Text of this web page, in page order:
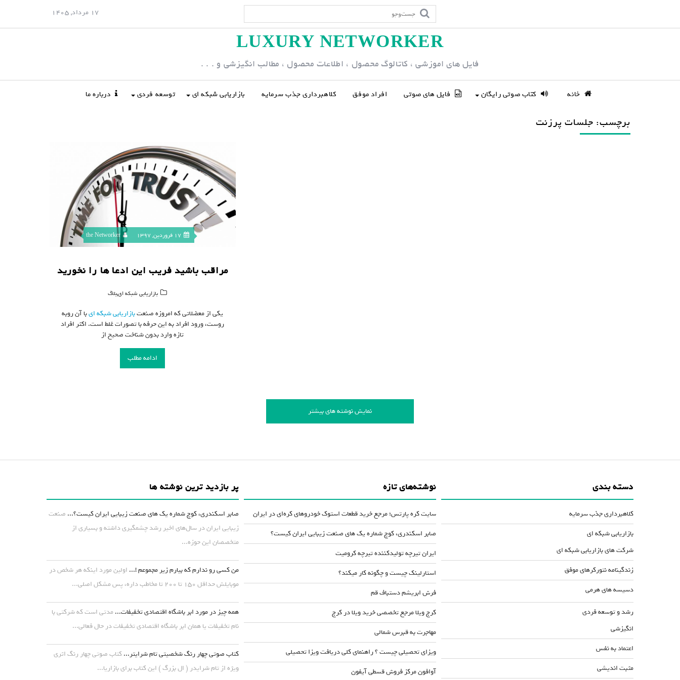
o
17 مرداد, 1405
LUXURY NETWORKER
فایل های اموزشی ، کاتالوگ محصول ، اطلاعات محصول ، مطالب انگیزشی و . . .
خانه کتاب صوتی رایگان فایل های صوتی افراد موفق کلاهبرداری جذب سرمایه بازاریابی شبکه ای توسعه فردی درباره ما
برچسب: جلسات پرزنت
17 فروردین, 1397 the Networker
مراقب باشید فریب این ادعا ها را نخورید
بازاریابی شبکه ای,بلاگ
یکی از معضلاتی که امروزه صنعتبازاریابی شبکه ایبا آن روبه
روست، ورود افراد به این حرفه با تصورات غلط است. اکثر افراد
تازه وارد بدون شناخت صحیح از
ادامه مطلب
نمایش نوشته های بیشتر
پر بازدید ترین نوشته ها
صابر اسکندری، کوچ شماره یک های صنعت زیبایی ایران کیست؟... صنعت
زیبایی ایران در سال‌های اخیر رشد چشمگیری داشته و بسیاری از
متخصصان این حوزه...
من کسی رو ندارم که بیارم زیر مجموعم !... اولین مورد اینکه هر شخص در
موبایلش حداقل ۱۵۰ تا ۲۰۰ تا مخاطب داره، پس مشکل اصلی...
همه چیز در مورد ابر باشگاه اقتصادی تخفیفات...مدتی است که شرکتی با
نام تخفیفات یا همان ابر باشگاه اقتصادی تخفیفات در حال فعالی...
کتاب صوتی چهار رنگ شخصیتی تام شرایتر...کتاب صوتی چهار رنگ اثری
ویژه از تام شرایدر ( ال بزرگ ) این کتاب برای بازاریا...
نوشته‌های تازه
سایت کره پارتس؛ مرجع خرید قطعات استوک خودروهای کره‌ای در ایران
صابر اسکندری، کوچ شماره یک های صنعت زیبایی ایران کیست؟
ایران تیرچه تولیدکننده تیرچه کرومیت
استارلینک چیست و چگونه کار میکند؟
فرش ابریشم دستباف قم
کرج ویلا مرجع تخصصی خرید ویلا در کرج
مهاجرت به قبرس شمالی
ویزای تحصیلی چیست ؟ راهنمای کلی دریافت ویزا تحصیلی
آوافون مرکز فروش قسطی آیفون
دسته بندی
کلاهبرداری جذب سرمایه
بازاریابی شبکه ای
شرکت های بازاریابی شبکه ای
زندگینامه نتورکرهای موفق
دسیسه های هرمی
رشد و توسعه فردی
انگیزشی
اعتماد به نفس
مثبت اندیشی